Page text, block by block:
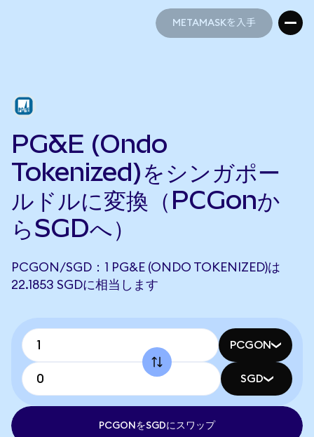
METAMASKを入手
PG&E (Ondo
Tokenized)をシンガポー
ルドルに変換（PCGonか
らSGDへ）
PCGON/SGD：1 PG&E (ONDO TOKENIZED)は
22.1853 SGDに相当します
PCGON
SGD
PCGONをSGDにスワップ